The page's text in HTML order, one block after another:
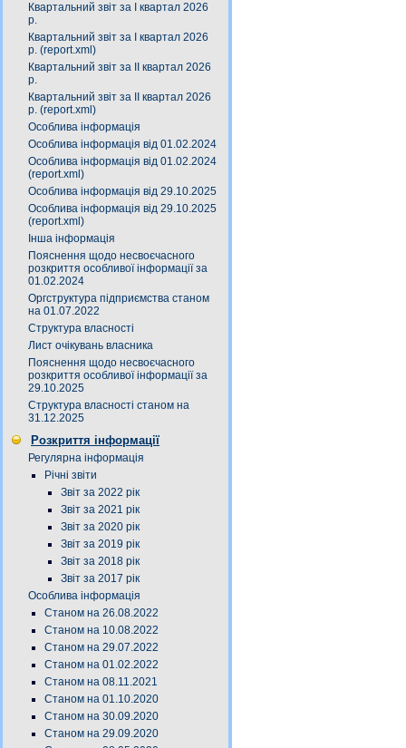
Квартальний звіт за І квартал 2026
р.
Квартальний звіт за І квартал 2026
р. (report.xml)
Квартальний звіт за ІІ квартал 2026
р.
Квартальний звіт за ІІ квартал 2026
р. (report.xml)
Особлива інформація
Особлива інформація від 01.02.2024
Особлива інформація від 01.02.2024
(report.xml)
Особлива інформація від 29.10.2025
Особлива інформація від 29.10.2025
(report.xml)
Інша інформація
Пояснення щодо несвоєчасного
розкриття особливої інформації за
01.02.2024
Оргструктура підприємства станом
на 01.07.2022
Структура власності
Лист очікувань власника
Пояснення щодо несвоєчасного
розкриття особливої інформації за
29.10.2025
Структура власності станом на
31.12.2025
Розкриття інформації
Регулярна інформація
Річні звіти
Звіт за 2022 рік
Звіт за 2021 рік
Звіт за 2020 рік
Звіт за 2019 рік
Звіт за 2018 рік
Звіт за 2017 рік
Особлива інформація
Станом на 26.08.2022
Станом на 10.08.2022
Станом на 29.07.2022
Станом на 01.02.2022
Станом на 08.11.2021
Станом на 01.10.2020
Станом на 30.09.2020
Станом на 29.09.2020